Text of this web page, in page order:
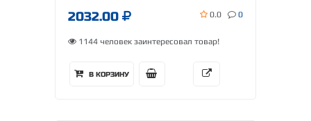
2032.00 0.0 0
1144 человек заинтересовал товар!
В КОРЗИНУ